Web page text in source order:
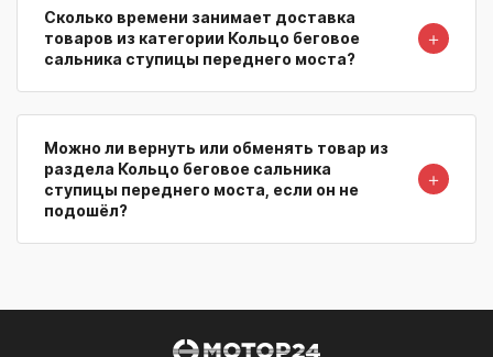
Сколько времени занимает доставка
товаров из категории Кольцо беговое
сальника ступицы переднего моста?
＋
Можно ли вернуть или обменять товар из
раздела Кольцо беговое сальника
ступицы переднего моста, если он не
подошёл?
＋